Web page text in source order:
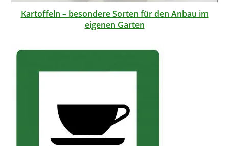
Kartoffeln – besondere Sorten für den Anbau im
eigenen Garten